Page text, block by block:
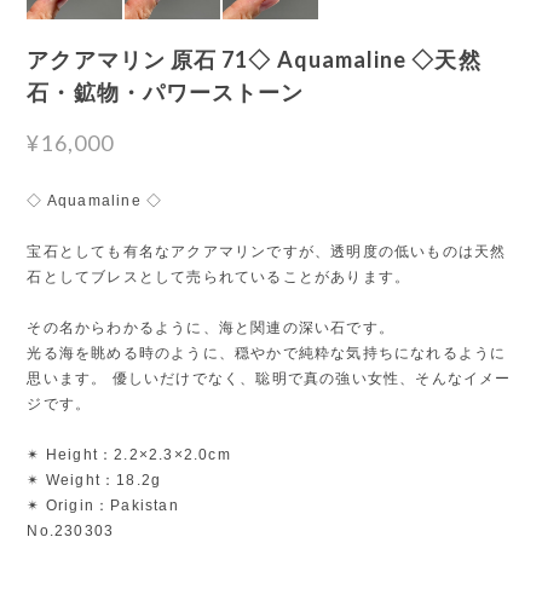
アクアマリン 原石 71◇ Aquamaline ◇天然
石・鉱物・パワーストーン
¥16,000
◇ Aquamaline ◇
宝石としても有名なアクアマリンですが、透明度の低いものは天然
石としてブレスとして売られていることがあります。
その名からわかるように、海と関連の深い石です。
光る海を眺める時のように、穏やかで純粋な気持ちになれるように
思います。 優しいだけでなく、聡明で真の強い女性、そんなイメー
ジです。
✴︎ Height：2.2×2.3×2.0cm
✴︎ Weight：18.2g
✴︎ Origin：Pakistan
No.230303